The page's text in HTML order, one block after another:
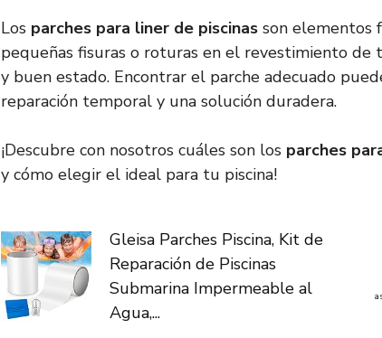
Los parches para liner de piscinas son elementos
pequeñas fisuras o roturas en el revestimiento de
y buen estado. Encontrar el parche adecuado
reparación temporal y una solución duradera.
¡Descubre con nosotros cuáles son los parches
y cómo elegir el ideal para tu piscina!
Gleisa Parches Piscina, Kit de
Reparación de Piscinas
Submarina Impermeable al
Agua,...